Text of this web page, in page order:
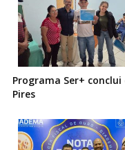
Programa Ser+
Pires